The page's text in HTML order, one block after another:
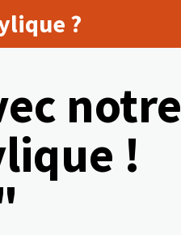
?
notre
!